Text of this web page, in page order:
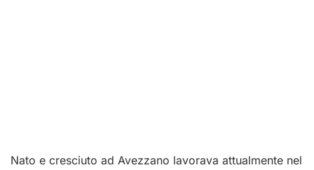
Nato e cresciuto ad Avezzano lavorava attualmente nel